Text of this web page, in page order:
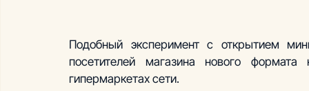
Подобный эксперимент с открытием
посетителей магазина нового
гипермаркетах сети.